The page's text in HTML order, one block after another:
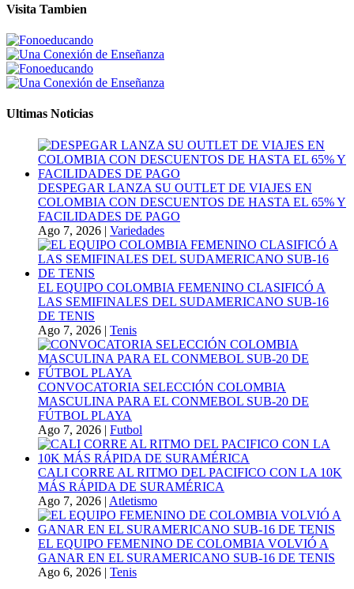
Visita Tambien
Ultimas Noticias
DESPEGAR LANZA SU OUTLET DE VIAJES EN
COLOMBIA CON DESCUENTOS DE HASTA EL 65% Y
FACILIDADES DE PAGO
Ago 7, 2026 | Variedades
EL EQUIPO COLOMBIA FEMENINO CLASIFICÓ A
LAS SEMIFINALES DEL SUDAMERICANO SUB-16
DE TENIS
Ago 7, 2026 | Tenis
CONVOCATORIA SELECCIÓN COLOMBIA
MASCULINA PARA EL CONMEBOL SUB-20 DE
FÚTBOL PLAYA
Ago 7, 2026 | Futbol
CALI CORRE AL RITMO DEL PACIFICO CON LA 10K
MÁS RÁPIDA DE SURAMÉRICA
Ago 7, 2026 | Atletismo
EL EQUIPO FEMENINO DE COLOMBIA VOLVIÓ A
GANAR EN EL SURAMERICANO SUB-16 DE TENIS
Ago 6, 2026 | Tenis